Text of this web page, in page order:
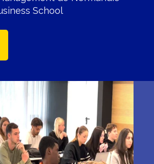
School